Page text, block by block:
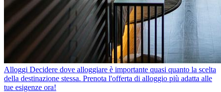
Alloggi Decidere dove alloggiare è importante quasi quanto la scelta
della destinazione stessa. Prenota l'offerta di alloggio più adatta alle
tue esigenze ora!